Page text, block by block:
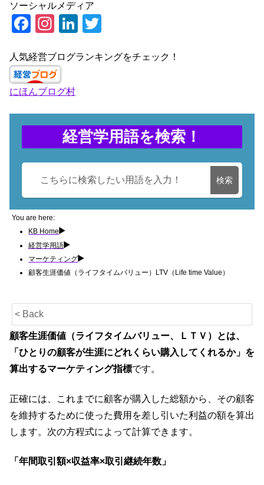
ソーシャルメディア
F
c
e
b
o
k
In
a
gr
a
m
Li
k
n
tt
人気経営ブログランキングをチェック！
にほんブログ村
経営学用語を検索！
検索
You are here:
KB Home
経営学用語
マーケティング
顧客生涯価値（ライフタイムバリュー）LTV（Life time Value）
< Back
顧客生涯価値（ライフタイムバリュー、ＬＴＶ）とは、
「ひとりの顧客が生涯にどれくらい購入してくれるか」を
算出するマーケティング指標です。
正確には、これまでに顧客が購入した総額から、その顧客
を維持するために使った費用を差し引いた利益の額を算出
します。次の方程式によって計算できます。
「年間取引額×収益率×取引継続年数」